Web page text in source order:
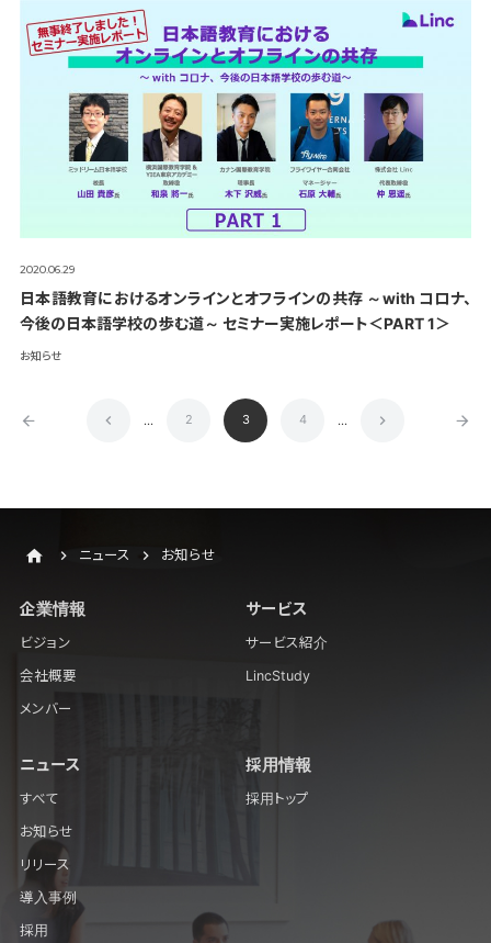
2020.06.29
日本語教育におけるオンラインとオフラインの共存 ～with コロナ、
今後の日本語学校の歩む道～ セミナー実施レポート＜PART 1＞
お知らせ
... 2 3 4 ...
ニュース お知らせ
企業情報
ビジョン
会社概要
メンバー
サービス
サービス紹介
LincStudy
ニュース
すべて
お知らせ
リリース
導入事例
採用
採用情報
採用トップ